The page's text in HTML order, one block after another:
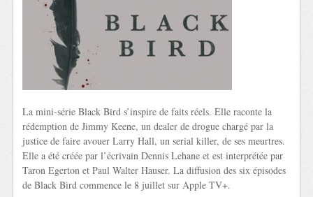
La mini-série Black Bird s’inspire de faits réels. Elle raconte la
rédemption de Jimmy Keene, un dealer de drogue chargé par la
justice de faire avouer Larry Hall, un serial killer, de ses meurtres.
Elle a été créée par l’écrivain Dennis Lehane et est interprétée par
Taron Egerton et Paul Walter Hauser. La diffusion des six épisodes
de Black Bird commence le 8 juillet sur Apple TV+.